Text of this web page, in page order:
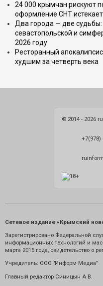
24 000 крымчан рискуют
оформление СНТ истекает
Два города — две судьбы:
севастопольской и
2026 году
Ресторанный
худшим за четверть века
© 2014 - 2026
+7(978)
Сетевое издание «Крымский
Зарегистрировано Федеральной
информационных технологий и
марта 2015 года, свидетельство о
Учредитель: ООО "Информ Медиа"
Главный редактор Синицын А.В.